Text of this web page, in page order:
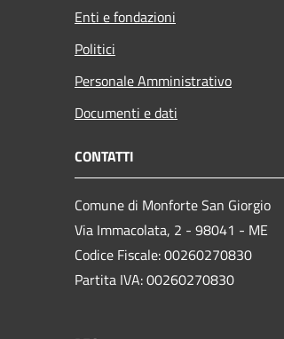
Enti e fondazioni
Politici
Personale Amministrativo
Documenti e dati
CONTATTI
Comune di Monforte San Giorgio
Via Immacolata, 2 - 98041 - ME
Codice Fiscale: 00260270830
Partita IVA: 00260270830